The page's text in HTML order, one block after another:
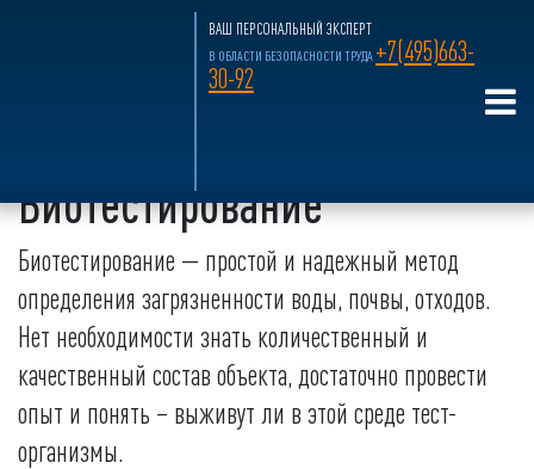
ВАШ ПЕРСОНАЛЬНЫЙ ЭКСПЕРТ
В ОБЛАСТИ БЕЗОПАСНОСТИ ТРУДА +7(495)663-
30-92
Лабораторные исследования
Биотестирование
Биотестирование — простой и надежный метод
определения загрязненности воды, почвы, отходов.
Нет необходимости знать количественный и
качественный состав объекта, достаточно провести
опыт и понять – выживут ли в этой среде тест-
организмы.